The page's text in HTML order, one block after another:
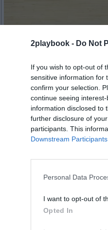
2playbook - Do Not
If you wish to opt-out of
sensitive information for
confirm your selection.
continue seeing
information disclosed to
further disclosure of
participants. This
Downstream Participants
Personal Data
I want to opt-out of
Opted In
Álvaro Carretero
baloncesto español, se